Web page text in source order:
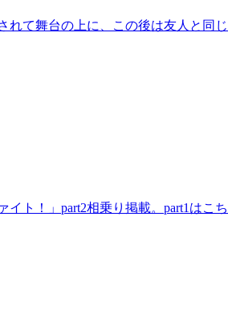
て舞台の上に、この後は友人と同
ト！」part2相乗り掲載。part1はこ